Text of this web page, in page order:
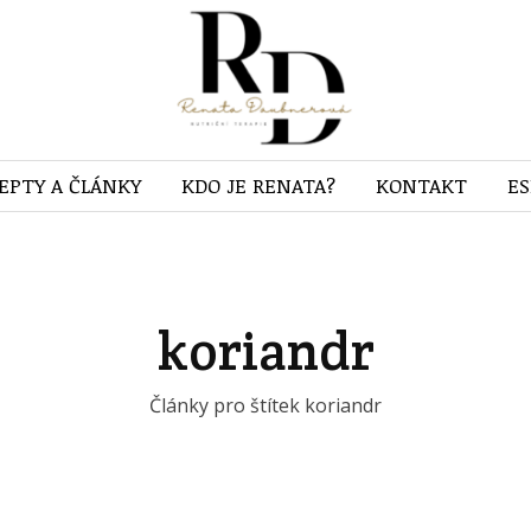
A ČLÁNKY KDO JE RENATA? KONTAKT
koriandr
Články pro štítek koriandr